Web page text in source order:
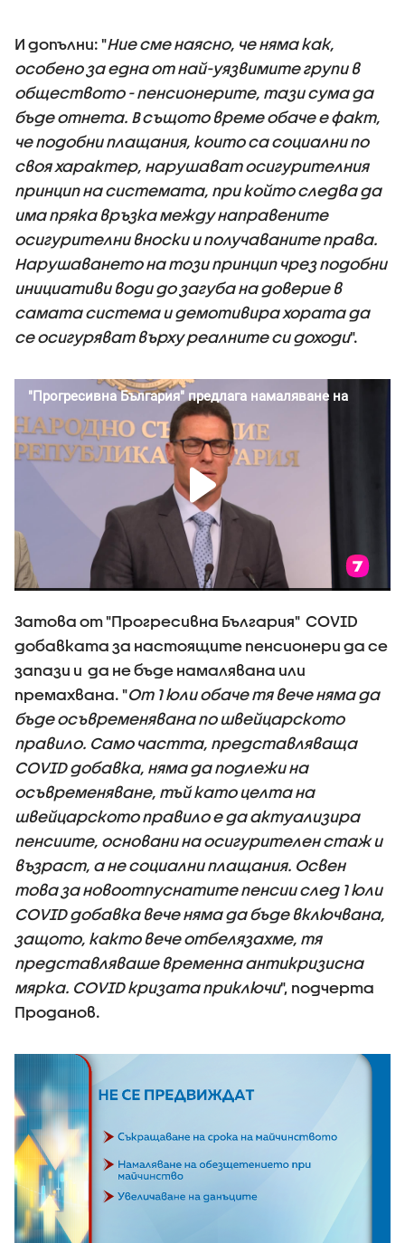
И допълни: "Ние сме наясно, че няма как,
особено за една от най-уязвимите групи в
обществото - пенсионерите, тази сума да
бъде отнета. В същото време обаче е факт,
че подобни плащания, които са социални по
своя характер, нарушават осигурителния
принцип на системата, при който следва да
има пряка връзка между направените
осигурителни вноски и получаваните права.
Нарушаването на този принцип чрез подобни
инициативи води до загуба на доверие в
самата система и демотивира хората да
се осигуряват върху реалните си доходи".
Затова от "Прогресивна България" COVID
добавката за настоящите пенсионери да се
запази и да не бъде намалявана или
премахвана. "От 1 юли обаче тя вече няма да
бъде осъвременявана по швейцарското
правило. Само частта, представляваща
COVID добавка, няма да подлежи на
осъвременяване, тъй като целта на
швейцарското правило е да актуализира
пенсиите, основани на осигурителен стаж и
възраст, а не социални плащания. Освен
това за новоотпуснатите пенсии след 1 юли
COVID добавка вече няма да бъде включвана,
защото, както вече отбелязахме, тя
представляваше временна антикризисна
мярка. COVID кризата приключи", подчерта
Проданов.